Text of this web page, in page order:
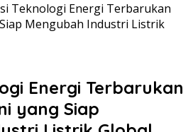
Teknologi Energi Terbarukan
Mengubah Industri Listrik
Energi Terbarukan
yang Siap